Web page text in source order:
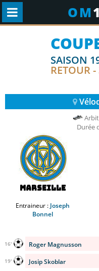
OM
SAISON
RETOUR
Durée
Marseille
Entraineur : Joseph
Bonnel
Roger Magnusson
16'
Josip Skoblar
19'